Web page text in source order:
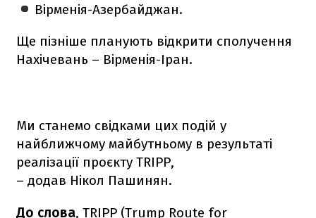
Вірменія-Азербайджан.
Ще пізніше планують відкрити сполучення
Нахічевань – Вірменія-Іран.
Ми станемо свідками цих подій у
найближчому майбутньому в результаті
реалізації проєкту TRIPP,
– додав Нікол Пашинян.
До слова, TRIPP (Trump Route for